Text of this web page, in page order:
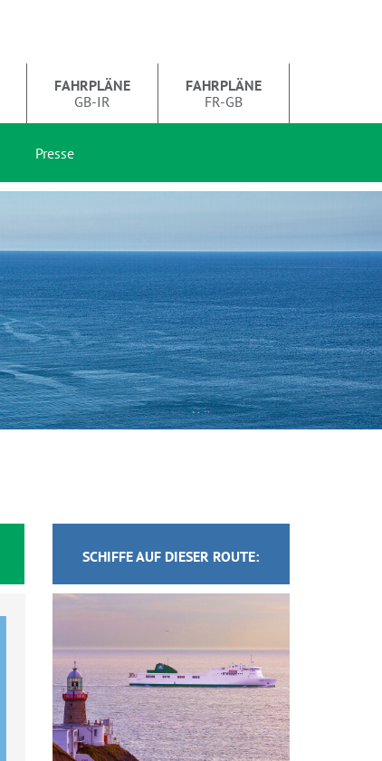
FAHRPLÄNE
GB-IR
FAHRPLÄNE
FR-GB
Presse
SCHIFFE AUF DIESER ROUTE: